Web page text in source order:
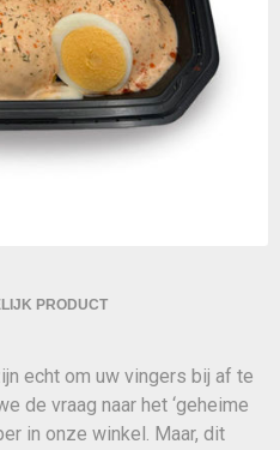
PRODUCT
echt om uw vingers bij af te
de vraag naar het ‘geheime
in onze winkel. Maar, dit